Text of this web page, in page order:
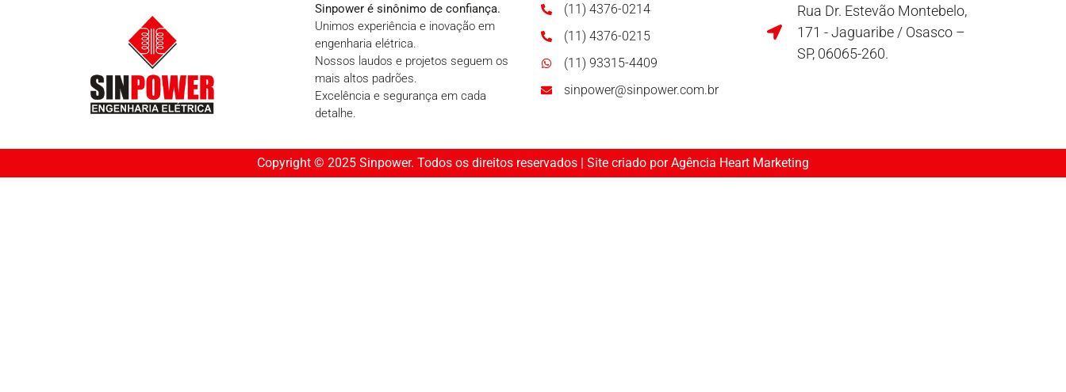
Sinpower é sinônimo de confiança.
Unimos experiência e inovação em
engenharia elétrica.
Nossos laudos e projetos seguem os
mais altos padrões.
Excelência e segurança em cada
detalhe.
(11) 4376-0214
(11) 4376-0215
(11) 93315-4409
sinpower@sinpower.com.br
Rua Dr. Estevão Montebelo,
171 - Jaguaribe / Osasco –
SP, 06065-260.
Copyright © 2025 Sinpower. Todos os direitos reservados | Site criado por Agência Heart Marketing